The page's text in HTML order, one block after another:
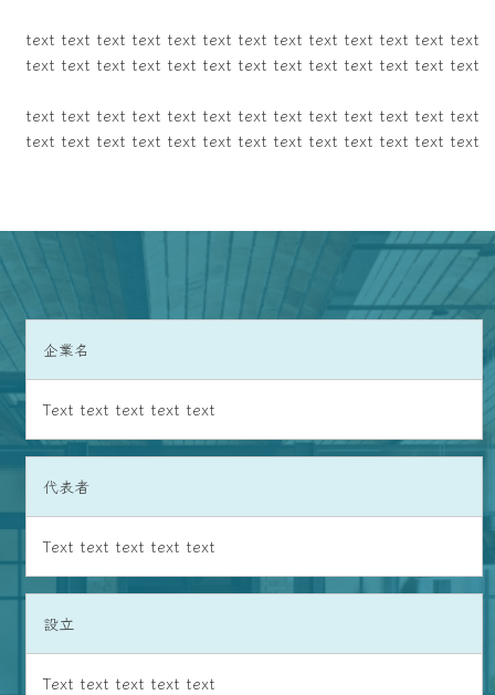
text text text text text text text text text text text text text
text text text text text text text text text text text text text
text text text text text text text text text text text text text
text text text text text text text text text text text text text
企業名
Text text text text text
代表者
Text text text text text
設立
Text text text text text